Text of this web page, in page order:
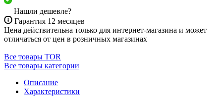
Нашли дешевле?
Гарантия 12 месяцев
Цена действительна только для интернет-магазина и может
отличаться от цен в розничных магазинах
Все товары TOR
Все товары категории
Описание
Характеристики